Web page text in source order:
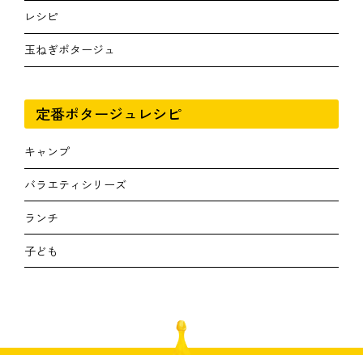
レシピ
玉ねぎポタージュ
定番ポタージュレシピ
キャンプ
バラエティシリーズ
ランチ
子ども